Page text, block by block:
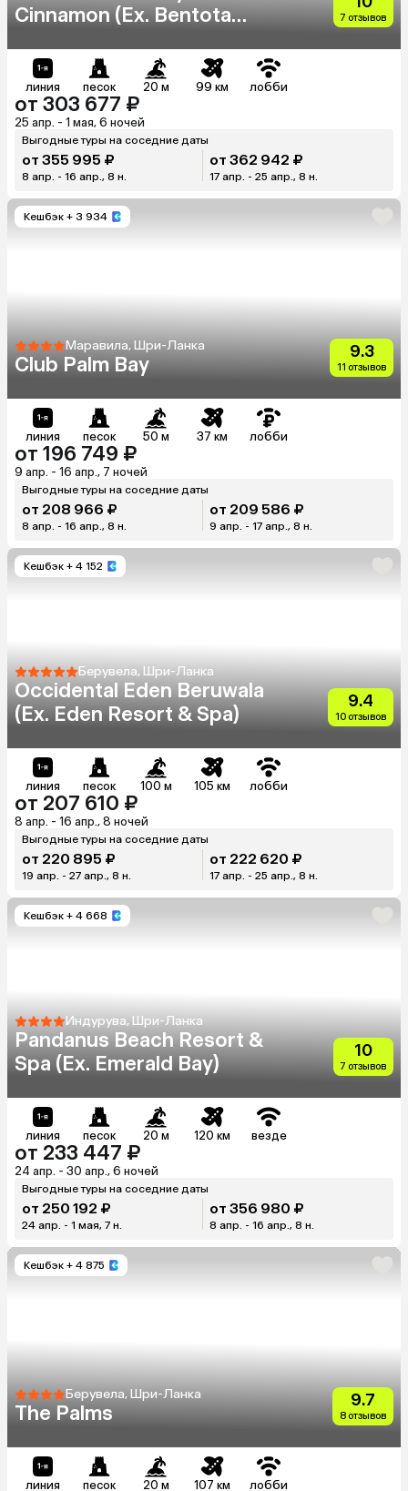
Cinnamon (Ex. Bentota
7 отзывов
линия песок 20 м 99 км лобби
от 303 677 ₽
25 апр. - 1 мая, 6 ночей
Выгодные туры на соседние даты
от 355 995 ₽
8 апр. - 16 апр., 8 н.
от 362 942 ₽
17 апр. - 25 апр., 8 н.
Кешбэк + 3 934
Маравила, Шри-Ланка
Club Palm Bay
9.3
11 отзывов
линия песок 50 м 37 км лобби
от 196 749 ₽
9 апр. - 16 апр., 7 ночей
Выгодные туры на соседние даты
от 208 966 ₽
8 апр. - 16 апр., 8 н.
от 209 586 ₽
9 апр. - 17 апр., 8 н.
Кешбэк + 4 152
Берувела, Шри-Ланка
Occidental Eden Beruwala
(Ex. Eden Resort & Spa)
9.4
10 отзывов
линия песок 100 м 105 км лобби
от 207 610 ₽
8 апр. - 16 апр., 8 ночей
Выгодные туры на соседние даты
от 220 895 ₽
19 апр. - 27 апр., 8 н.
от 222 620 ₽
17 апр. - 25 апр., 8 н.
Кешбэк + 4 668
Индурува, Шри-Ланка
Pandanus Beach Resort &
Spa (Ex. Emerald Bay)
10
7 отзывов
линия песок 20 м 120 км везде
от 233 447 ₽
24 апр. - 30 апр., 6 ночей
Выгодные туры на соседние даты
от 250 192 ₽
24 апр. - 1 мая, 7 н.
от 356 980 ₽
8 апр. - 16 апр., 8 н.
Кешбэк + 4 875
Берувела, Шри-Ланка
The Palms
9.7
8 отзывов
линия песок 20 м 107 км лобби